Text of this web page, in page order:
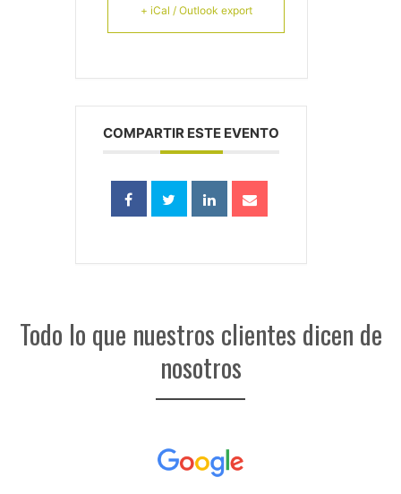
+ iCal / Outlook export
COMPARTIR ESTE EVENTO
Todo lo que nuestros clientes dicen de
nosotros